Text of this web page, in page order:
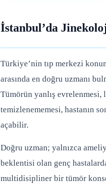
İstanbul’da
Türkiye’nin tıp merkezi
arasında en doğru uzmanı
Tümörün yanlış
temizlenememesi, hastanın
açabilir.
Doğru uzman; yalnızca
beklentisi olan genç
multidisipliner bir tümör